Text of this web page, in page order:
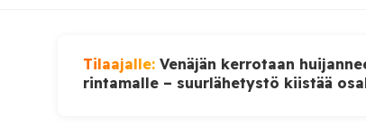
Tilaajalle: Venäjän kerrotaan
rintamalle – suurlähetystö kiistää